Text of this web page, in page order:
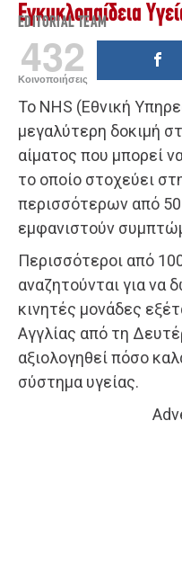
Εγκυκλοπαίδεια
EDITORIAL TEAM
432
Κοινοποιήσεις
Το NHS (Εθνική
μεγαλύτερη δοκιμή
αίματος που μπορεί
το οποίο στοχεύει
περισσότερων από
εμφανιστούν
Περισσότεροι από
αναζητούνται για να
κινητές μονάδες
Αγγλίας από τη
αξιολογηθεί πόσο
σύστημα υγείας.